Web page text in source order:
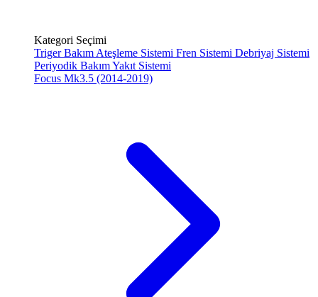
Kategori Seçimi
Triger Bakım Ateşleme Sistemi Fren Sistemi Debriyaj Sistemi
Periyodik BakımYakıt Sistemi
Focus Mk3.5 (2014-2019)